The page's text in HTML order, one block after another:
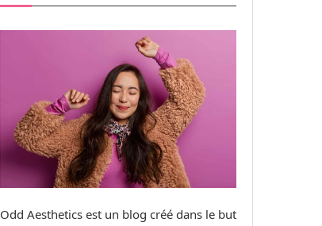
Odd Aesthetics est un blog créé dans le but